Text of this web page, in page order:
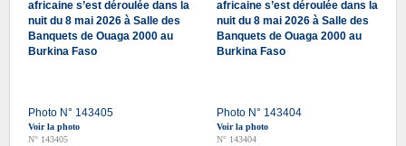
africaine s’est déroulée dans la
nuit du 8 mai 2026 à Salle des
Banquets de Ouaga 2000 au
Burkina Faso
Photo N° 143405
Voir la photo
N° 143405
africaine s’est déroulée dans la
nuit du 8 mai 2026 à Salle des
Banquets de Ouaga 2000 au
Burkina Faso
Photo N° 143404
Voir la photo
N° 143404